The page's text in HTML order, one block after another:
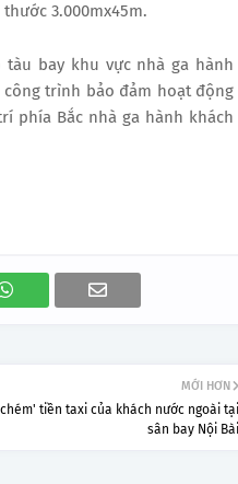
3.000mx45m.
bay khu vực nhà ga hành
công trình bảo đảm hoạt động
phía Bắc nhà ga hành khách
MỚI HƠN
tiền taxi của khách nước ngoài tại
sân bay Nội Bài